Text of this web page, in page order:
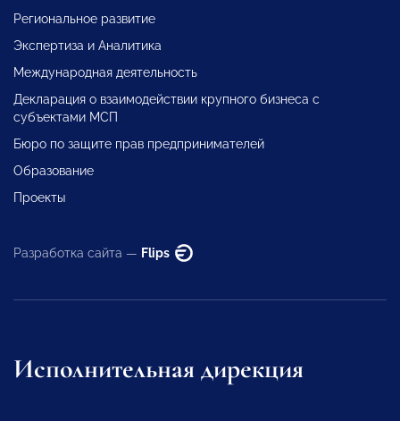
Региональное развитие
Экспертиза и Аналитика
Международная деятельность
Декларация о взаимодействии крупного бизнеса с
субъектами МСП
Бюро по защите прав предпринимателей
Образование
Проекты
Разработка сайта — Flips
Исполнительная дирекция